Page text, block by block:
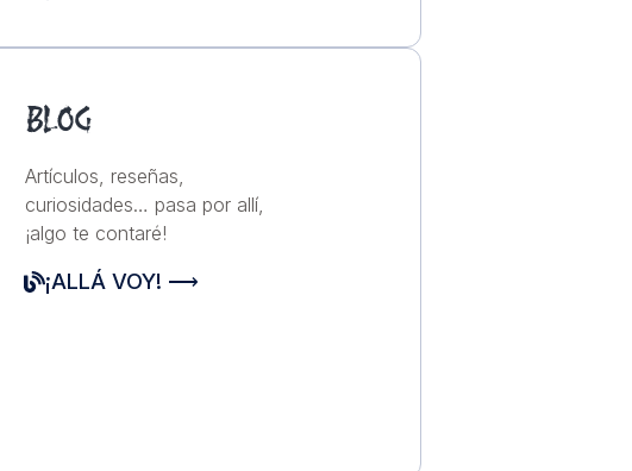
BLOG
Artículos, reseñas,
curiosidades… pasa por allí,
¡algo te contaré!
¡ALLÁ VOY! ⟶